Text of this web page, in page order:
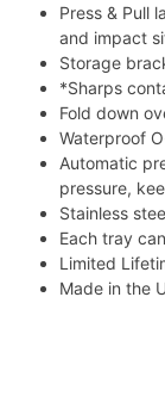
Press & Pull
and impact
Storage
*Sharps
Fold down
Waterproof
Automatic
pressure,
Stainless
Each tray
Limited
Made in the